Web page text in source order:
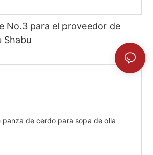
No.3 para el proveedor de
Shabu